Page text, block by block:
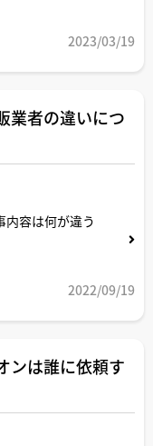
通りです。よ
2023/03/19
業者の違いにつ
内容は何が違う
2022/09/19
ンは誰に依頼す